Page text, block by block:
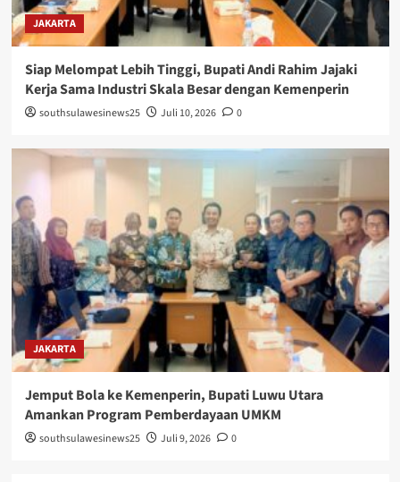
JAKARTA
Siap Melompat Lebih Tinggi, Bupati Andi Rahim Jajaki
Kerja Sama Industri Skala Besar dengan Kemenperin
southsulawesinews25 Juli 10, 2026 0
JAKARTA
Jemput Bola ke Kemenperin, Bupati Luwu Utara
Amankan Program Pemberdayaan UMKM
southsulawesinews25 Juli 9, 2026 0